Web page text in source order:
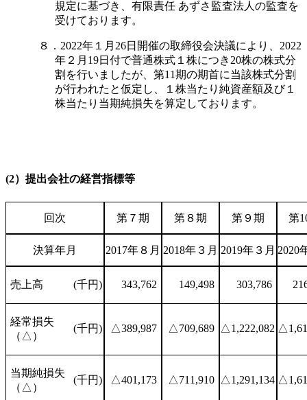
規定に基づき、有限責任 あずさ監査法人の監査を
受けております。
８．2022年１月26日開催の取締役会決議により、2022
年２月19日付で普通株式１株につき20株の株式分
割を行いましたが、第11期の期首に当該株式分割
が行われたと仮定し、１株当たり純資産額及び１
株当たり当期純損失を算定しております。
(2）提出会社の経営指標等
回次 第７期 第８期 第９期 第
決算年月 2017年８月 2018年３月 2019年３月 2020
売上高 (千円) 343,762 149,498 303,786
経常損失
（△）
(千円) △389,987 △709,689 △1,222,082
当期純損失
（△）
(千円) △401,173 △711,910 △1,291,134